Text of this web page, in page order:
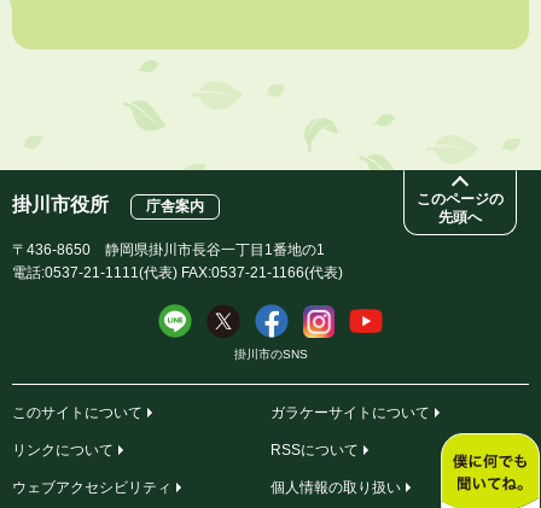
【参加者募集】プロ棋士から学ぼう！はじめての将棋教室
このページの
先頭へ
掛川市役所 庁舎案内
〒436-8650 静岡県掛川市長谷一丁目1番地の1
電話:0537-21-1111(代表) FAX:0537-21-1166(代表)
掛川市のSNS
このサイトについて ガラケーサイトについて
リンクについて RSSについて
ウェブアクセシビリティ 個人情報の取り扱い